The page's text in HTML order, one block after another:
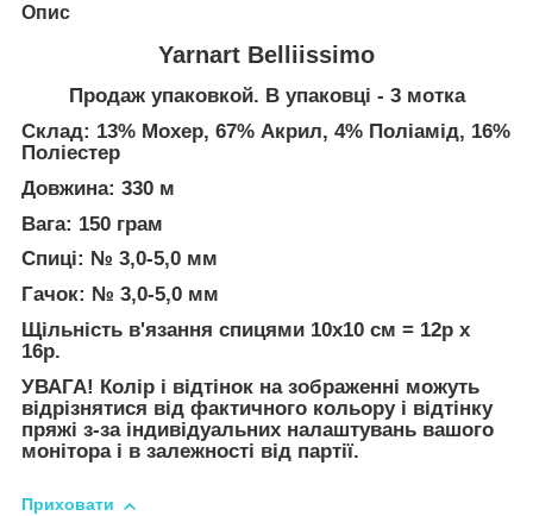
Опис
Yarnart Belliissimo
Продаж упаковкой. В упаковці - 3 мотка
Склад: 13% Мохер, 67% Акрил, 4% Поліамід, 16%
Поліестер
Довжина: 330 м
Вага: 150 грам
Спиці: № 3,0-5,0 мм
Гачок: № 3,0-5,0 мм
Щільність в'язання спицями 10х10 см = 12p х
16р.
УВАГА! Колір і відтінок на зображенні можуть
відрізнятися від фактичного кольору і відтінку
пряжі з-за індивідуальних налаштувань вашого
монітора і в залежності від партії.
Приховати